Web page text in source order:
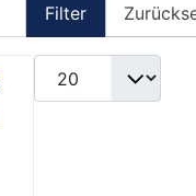
Filter
Anzeige #